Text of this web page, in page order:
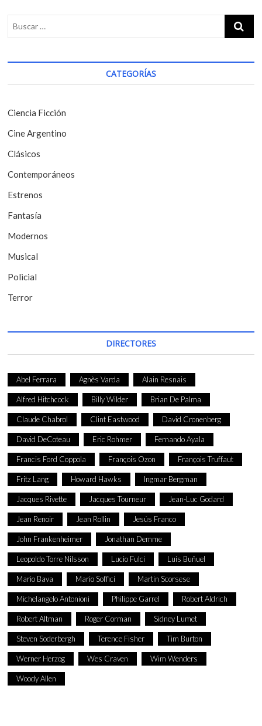
g
a
i
ó
n
e
e
n
t
r
a
d
a
s
p
s
:
:
CATEGORÍAS
Ciencia Ficción
Cine Argentino
Clásicos
Contemporáneos
Estrenos
Fantasía
Modernos
Musical
Policial
Terror
DIRECTORES
Abel Ferrara Agnès Varda Alain Resnais
Alfred Hitchcock Billy Wilder Brian De Palma
Claude Chabrol Clint Eastwood David Cronenberg
David DeCoteau Eric Rohmer Fernando Ayala
Francis Ford Coppola François Ozon François Truffaut
Fritz Lang Howard Hawks Ingmar Bergman
Jacques Rivette Jacques Tourneur Jean-Luc Godard
Jean Renoir Jean Rollin Jesús Franco
John Frankenheimer Jonathan Demme
Leopoldo Torre Nilsson Lucio Fulci Luis Buñuel
Mario Bava Mario Soffici Martin Scorsese
Michelangelo Antonioni Philippe Garrel Robert Aldrich
Robert Altman Roger Corman Sidney Lumet
Steven Soderbergh Terence Fisher Tim Burton
Werner Herzog Wes Craven Wim Wenders
Woody Allen